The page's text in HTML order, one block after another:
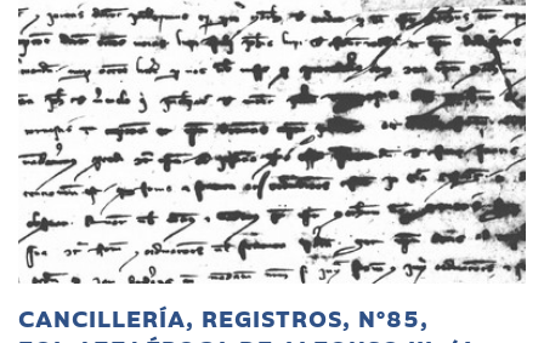
CANCILLERÍA, REGISTROS, Nº85,